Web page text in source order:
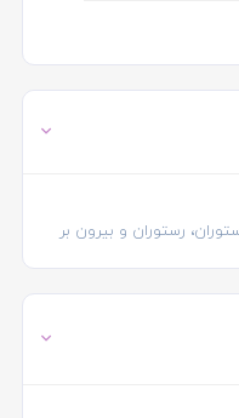
رستوران و بیرون بر